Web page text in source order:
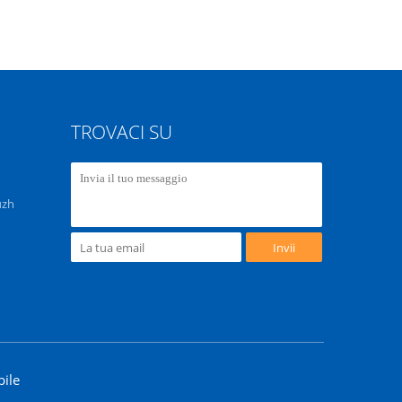
TROVACI SU
Invii